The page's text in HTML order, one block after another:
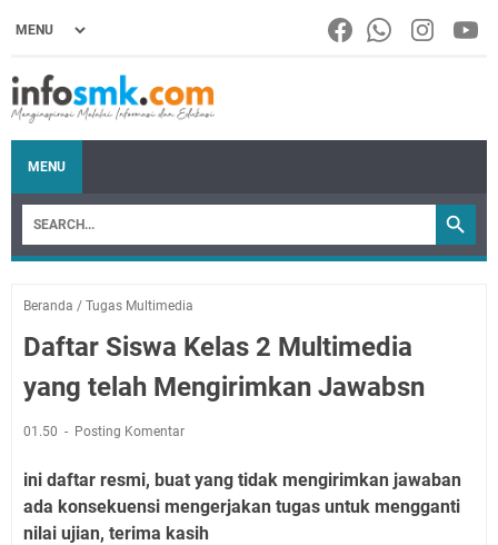
MENU
Beranda / Tugas Multimedia
Daftar Siswa Kelas 2 Multimedia
yang telah Mengirimkan Jawabsn
01.50 Posting Komentar
ini daftar resmi, buat yang tidak mengirimkan jawaban
ada konsekuensi mengerjakan tugas untuk mengganti
nilai ujian, terima kasih